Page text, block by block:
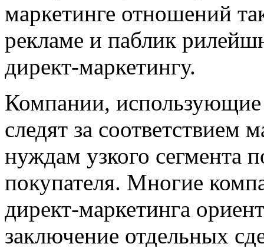
маркетинге отношений
рекламе и паблик
директ-маркетингу.
Компании, использующие
следят за соответствием
нуждам узкого сегмента
покупателя. Многие
директ-маркетинга
заключение отдельных